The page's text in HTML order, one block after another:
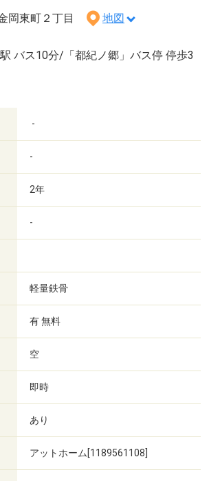
岡東町２丁目 地図
バス10分/「都紀ノ郷」バス停 停歩3
-
-
2年
-
軽量鉄骨
有 無料
空
即時
あり
アットホーム[1189561108]